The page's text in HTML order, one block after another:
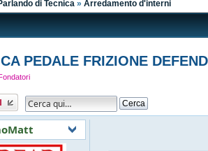
di Tecnica » Arredamento d'interni
PEDALE FRIZIONE
Fondatori